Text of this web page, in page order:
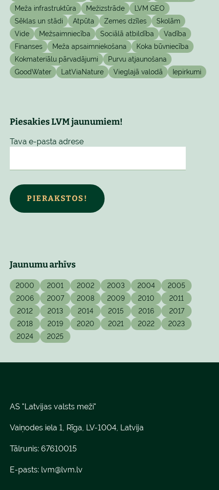
Meža infrastruktūra
Mežizstrāde
LVM GEO
Sēklas un stādi
Atpūta Zemes dzīles
Skolām
Vide
Mežsaimniecība Sociālā atbildība
Vadība
Finanses
Meža apsaimniekošana
Koka būvniecība
Kokmateriālu pārvadājumi
Purvu atjaunošana
GoodWater
LatViaNature Vieglajā valodā Iepirkumi
Piesakies LVM jaunumiem!
Tava e-pasta adrese
PIERAKSTOS!
Jaunumu arhīvs
2000 2001 2002 2003 2004
2005
2006
2007 2008 2009 2010
2011
2012
2013 2014 2015 2016
2017
2018
2019 2020 2021 2022
2023
2024
2025
AS "Latvijas valsts meži"
Vaiņodes iela 1, Rīga, LV-1004, Latvija
Tālrunis: 67610015
E-pasts: lvm@lvm.lv